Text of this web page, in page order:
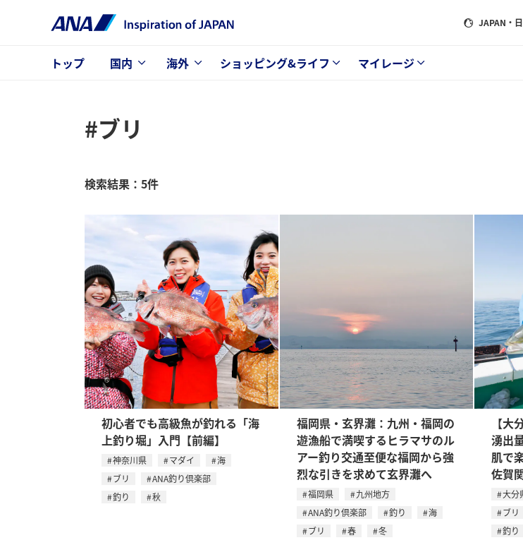
JAPAN ・
トップ 国内 海外 ショッピング&ライフ マイレージ
#ブリ
検索結果：5件
初心者でも高級魚が釣れる「海
上釣り堀」入門【前編】
神奈川県 マダイ
海
ブリ
ANA釣り倶楽部
釣り
秋
福岡県・玄界灘：九州・福岡の
遊漁船で満喫するヒラマサのル
アー釣り交通至便な福岡から強
烈な引きを求めて玄界灘へ
福岡県
九州地方
ANA釣り倶楽部
釣り
海
ブリ
春 冬
【大
湧出
肌で
佐賀
大分
ブリ
釣り